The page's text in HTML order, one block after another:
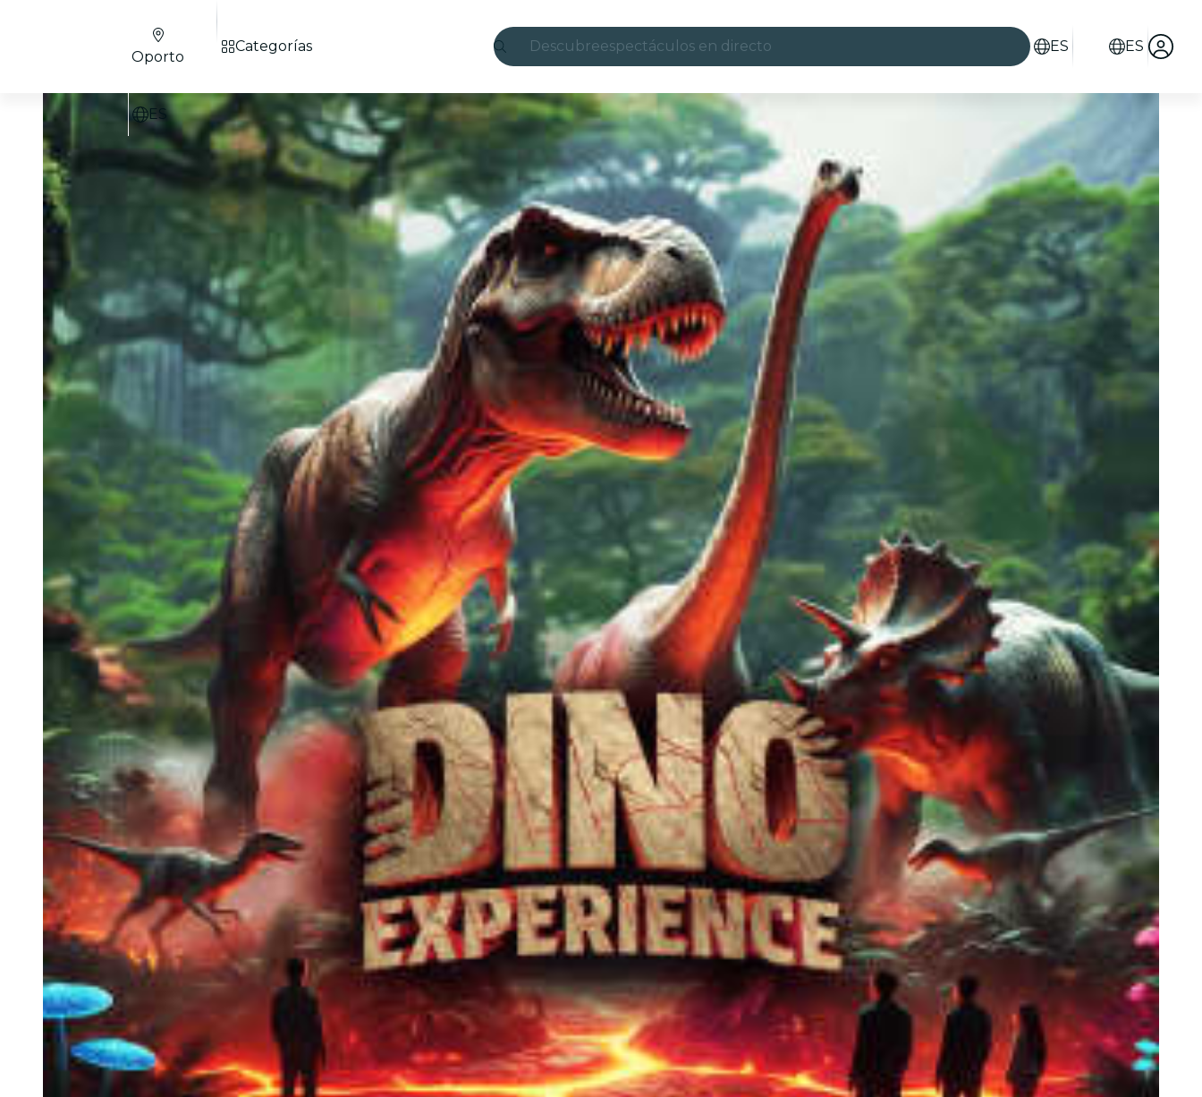
Descubreespectáculos en directo
candlelight
Londres
experiencias y ciudades
São Paulo
exposiciones
Seúl
recorridos por la ciudad
conciertos
restaurantes
cine
ES ES
Oporto
ES
Categorías